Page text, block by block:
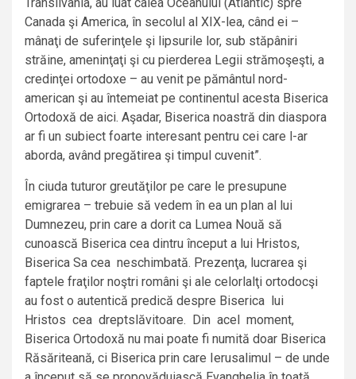
Transilvania, au luat calea Oceanului (Atlantic) spre
Canada şi America, în secolul al XIX-lea, când ei –
mânaţi de suferinţele şi lipsurile lor, sub stăpâniri
străine, ameninţaţi şi cu pierderea Legii strămoşeşti, a
credinţei ortodoxe – au venit pe pământul nord-
american şi au întemeiat pe continentul acesta Biserica
Ortodoxă de aici. Aşadar, Biserica noastră din diaspora
ar fi un subiect foarte interesant pentru cei care l-ar
aborda, având pregătirea şi timpul cuvenit”.
În ciuda tuturor greutăţilor pe care le presupune
emigrarea – trebuie să vedem în ea un plan al lui
Dumnezeu, prin care a dorit ca Lumea Nouă să
cunoască Biserica cea dintru început a lui Hristos,
Biserica Sa cea neschimbată. Prezenţa, lucrarea şi
faptele fraţilor noştri români şi ale celorlalţi ortodocşi
au fost o autentică predică despre Biserica lui
Hristos cea dreptslăvitoare. Din acel moment,
Biserica Ortodoxă nu mai poate fi numită doar Biserica
Răsăriteană, ci Biserica prin care Ierusalimul – de unde